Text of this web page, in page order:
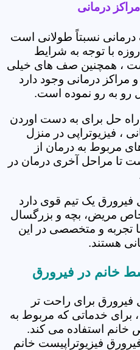
درمانی
نسبتاً طولانی است
با توجه به شرایط
، همچنین صف های خیلی
مراکز درمانی وجود دارد
رو به رو نموده است.
حل برای به دست اوردن
، فیزیوتراپی در منزل
مربوط به درمان از
تا مراحل آخری درمان در
فیرورق یک تیم قوی دارد
مریض، بچه و بزرگسال
تجربه و متخصصی در این
هستند.
خانم در فیرورق
فیرورق برای راحت تر
برای خدماتی که مربوط به
خانم استفاده می کند.
فیزیوتراپیست خانم